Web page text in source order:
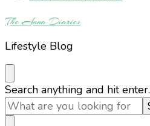
The Anna Diaries
Lifestyle Blog
Looking
for
Something?
Search anything and hit enter.